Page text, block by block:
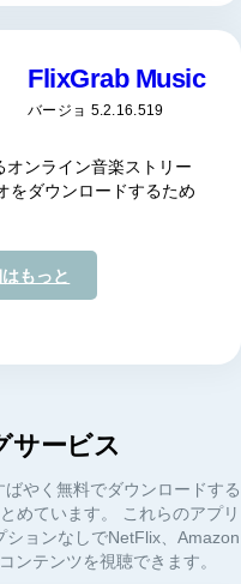
FlixGrab Music
バージョ 5.2.16.519
ンライン音楽ストリー
をダウンロードするため
もっと
サービス
やく無料でダウンロードする
めています。 これらのアプリ
ョンなしでNetFlix、Amazon
ンテンツを視聴できます。